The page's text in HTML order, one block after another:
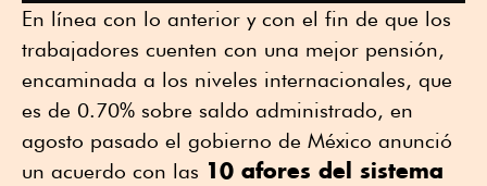
En línea con lo anterior y con el fin de que los
trabajadores cuenten con una mejor pensión,
encaminada a los niveles internacionales, que
es de 0.70% sobre saldo administrado, en
agosto pasado el gobierno de México anunció
un acuerdo con las 10 afores del sistema